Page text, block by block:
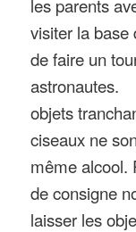
visiter la base
de faire un
astronautes.
objets
ciseaux ne
même alcool.
de consigne
laisser les